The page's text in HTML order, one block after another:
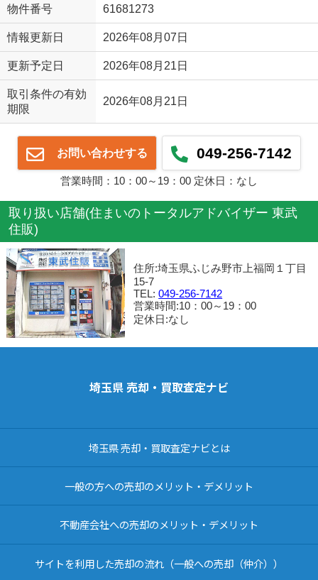
物件番号 61681273
情報更新日 2026年08月07日
更新予定日 2026年08月21日
取引条件の有効
期限
2026年08月21日
お問い合わせする 049-256-7142
営業時間：10：00～19：00 定休日：なし
取り扱い店舗(住まいのトータルアドバイザー 東武
住販)
住所:埼玉県ふじみ野市上福岡１丁目
15-7
TEL:049-256-7142
営業時間:10：00～19：00
定休日:なし
埼玉県 売却・買取査定ナビ
埼玉県 売却・買取査定ナビとは
一般の方への売却のメリット・デメリット
不動産会社への売却のメリット・デメリット
サイトを利用した売却の流れ（一般への売却（仲介））